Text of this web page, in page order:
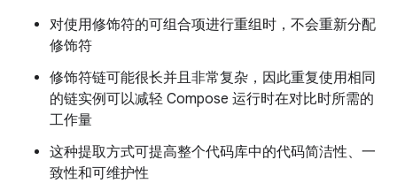
对使用修饰符的可组合项进行重组时，不会重新分配
修饰符
修饰符链可能很长并且非常复杂，因此重复使用相同
的链实例可以减轻 Compose 运行时在对比时所需的
工作量
这种提取方式可提高整个代码库中的代码简洁性、一
致性和可维护性